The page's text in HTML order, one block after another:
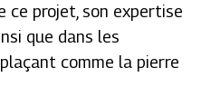
ce projet, son expertise
que dans les
comme la pierre